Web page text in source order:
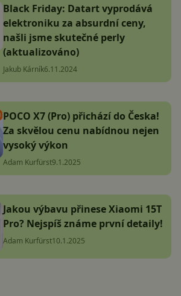
Black Friday: Datart vyprodává
elektroniku za absurdní ceny,
našli jsme skutečné perly
(aktualizováno)
Jakub Kárník6.11.2024
POCO X7 (Pro) přichází do Česka!
Za skvělou cenu nabídnou nejen
vysoký výkon
Adam Kurfürst9.1.2025
Jakou výbavu přinese Xiaomi 15T
Pro? Nejspíš známe první detaily!
Adam Kurfürst10.1.2025